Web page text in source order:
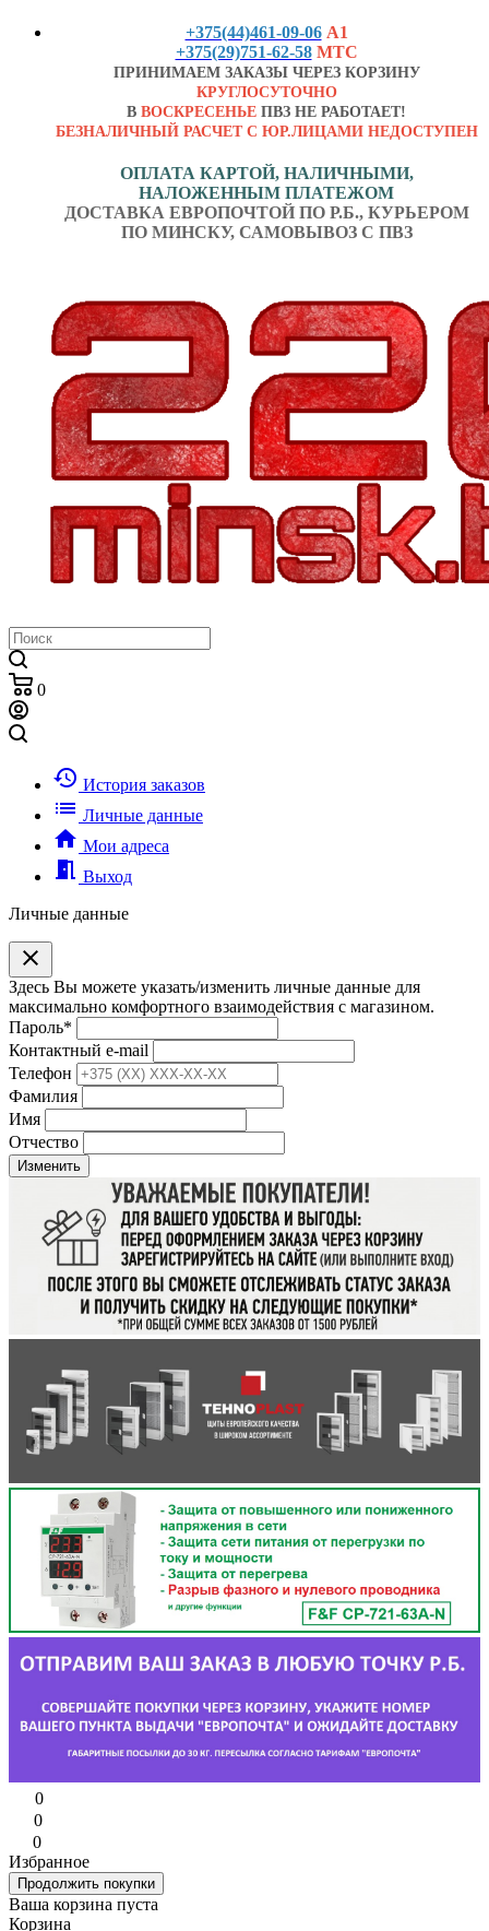
+375(44)461-09-06 А1
+375(29)751-62-58 МТС
ПРИНИМАЕМ ЗАКАЗЫ ЧЕРЕЗ КОРЗИНУ
КРУГЛОСУТОЧНО
В ВОСКРЕСЕНЬЕ ПВЗ НЕ РАБОТАЕТ!
БЕЗНАЛИЧНЫЙ РАСЧЕТ С ЮР.ЛИЦАМИ НЕДОСТУПЕН
ОПЛАТА КАРТОЙ, НАЛИЧНЫМИ,
НАЛОЖЕННЫМ ПЛАТЕЖОМ
ДОСТАВКА ЕВРОПОЧТОЙ ПО Р.Б., КУРЬЕРОМ
ПО МИНСКУ, САМОВЫВОЗ С ПВЗ
0
history История заказов
list Личные данные
home Мои адреса
meeting_room Выход
Личные данные
clear
Здесь Вы можете указать/изменить личные данные для
максимально комфортного взаимодействия с магазином.
Пароль*
Контактный e-mail
Телефон
Фамилия
Имя
Отчество
Изменить
0
0
0
Избранное
Продолжить покупки
Ваша корзина пуста
Корзина